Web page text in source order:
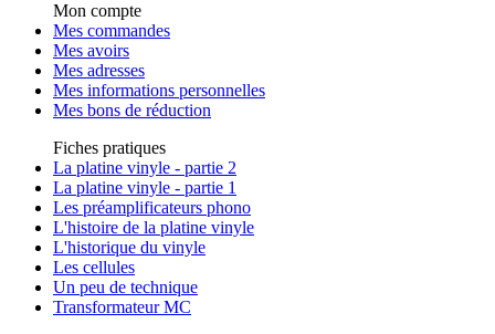
Mon compte
Mes commandes
Mes avoirs
Mes adresses
Mes informations personnelles
Mes bons de réduction
Fiches pratiques
La platine vinyle - partie 2
La platine vinyle - partie 1
Les préamplificateurs phono
L'histoire de la platine vinyle
L'historique du vinyle
Les cellules
Un peu de technique
Transformateur MC